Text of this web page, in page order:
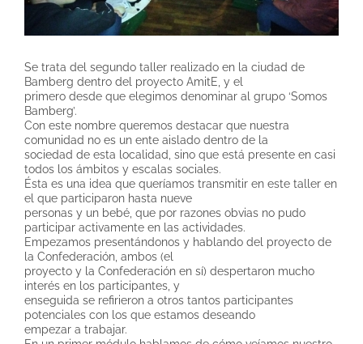
Se trata del segundo taller realizado en la ciudad de
Bamberg dentro del proyecto AmitE, y el
primero desde que elegimos denominar al grupo ‘Somos
Bamberg’.
Con este nombre queremos destacar que nuestra
comunidad no es un ente aislado dentro de la
sociedad de esta localidad, sino que está presente en casi
todos los ámbitos y escalas sociales.
Ésta es una idea que queríamos transmitir en este taller en
el que participaron hasta nueve
personas y un bebé, que por razones obvias no pudo
participar activamente en las actividades.
Empezamos presentándonos y hablando del proyecto de
la Confederación, ambos (el
proyecto y la Confederación en sí) despertaron mucho
interés en los participantes, y
enseguida se refirieron a otros tantos participantes
potenciales con los que estamos deseando
empezar a trabajar.